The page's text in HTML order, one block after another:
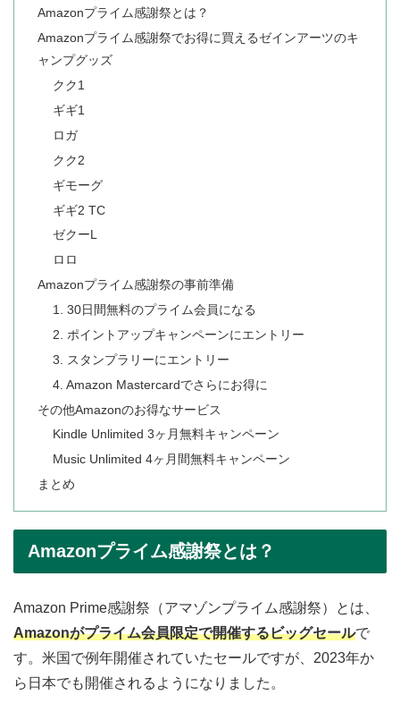
Amazonプライム感謝祭とは？
Amazonプライム感謝祭でお得に買えるゼインアーツのキ
ャンプグッズ
クク1
ギギ1
ロガ
クク2
ギモーグ
ギギ2 TC
ゼクーL
ロロ
Amazonプライム感謝祭の事前準備
1. 30日間無料のプライム会員になる
2. ポイントアップキャンペーンにエントリー
3. スタンプラリーにエントリー
4. Amazon Mastercardでさらにお得に
その他Amazonのお得なサービス
Kindle Unlimited 3ヶ月無料キャンペーン
Music Unlimited 4ヶ月間無料キャンペーン
まとめ
Amazonプライム感謝祭とは？
Amazon Prime感謝祭（アマゾンプライム感謝祭）とは、
Amazonがプライム会員限定で開催するビッグセールで
す。米国で例年開催されていたセールですが、2023年か
ら日本でも開催されるようになりました。